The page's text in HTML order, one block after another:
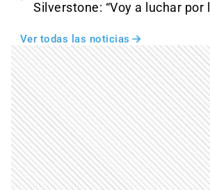
Silverstone: “Voy a luchar por
Ver todas las noticias